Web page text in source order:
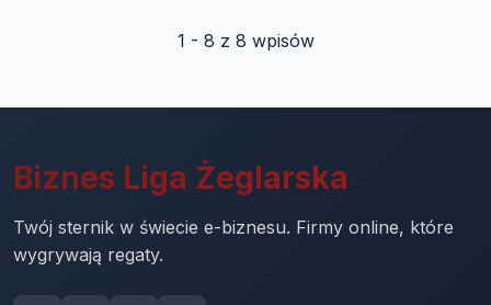
1 - 8 z 8 wpisów
Biznes Liga Żeglarska
Twój sternik w świecie e-biznesu. Firmy online, które
wygrywają regaty.